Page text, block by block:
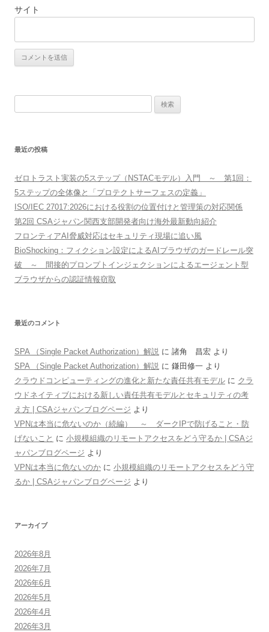
サイト
索:
最近の投稿
ゼロトラスト実装の5ステップ（NSTACモデル）入門 ～ 第1回：
5ステップの全体像と「プロテクトサーフェスの定義」
ISO/IEC 27017:2026における役割の位置付けと管理策の対応関係
第2回 CSAジャパン関西支部開発者向け海外最新動向紹介
フロンティアAI脅威対応はセキュリティ現場に追い風
BioShocking：フィクション設定によるAIブラウザのガードレール突
破 ～ 間接的プロンプトインジェクションによるエージェント型
ブラウザからの認証情報窃取
最近のコメント
SPA （Single Packet Authorization）解説 に 諸角 昌宏 より
SPA （Single Packet Authorization）解説 に 鎌田修一 より
クラウドコンピューティングの進化と新たな責任共有モデル に クラ
ウドネイティブにおける新しい責任共有モデルとセキュリティの考
え方 | CSAジャパンブログページ より
VPNは本当に危ないのか（続編） ～ ダークIPで防げること・防
げないこと に 小規模組織のリモートアクセスをどう守るか | CSAジ
ャパンブログページ より
VPNは本当に危ないのか に 小規模組織のリモートアクセスをどう守
るか | CSAジャパンブログページ より
アーカイブ
2026年8月
2026年7月
2026年6月
2026年5月
2026年4月
2026年3月